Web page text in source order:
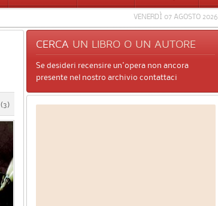
VENERDÌ 07 AGOSTO 2026
(3)
CERCA UN LIBRO O UN AUTORE
Se desideri recensire un'opera non ancora
presente nel nostro archivio contattaci